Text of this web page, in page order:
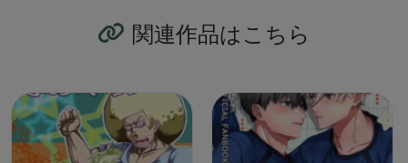
関連作品はこちら